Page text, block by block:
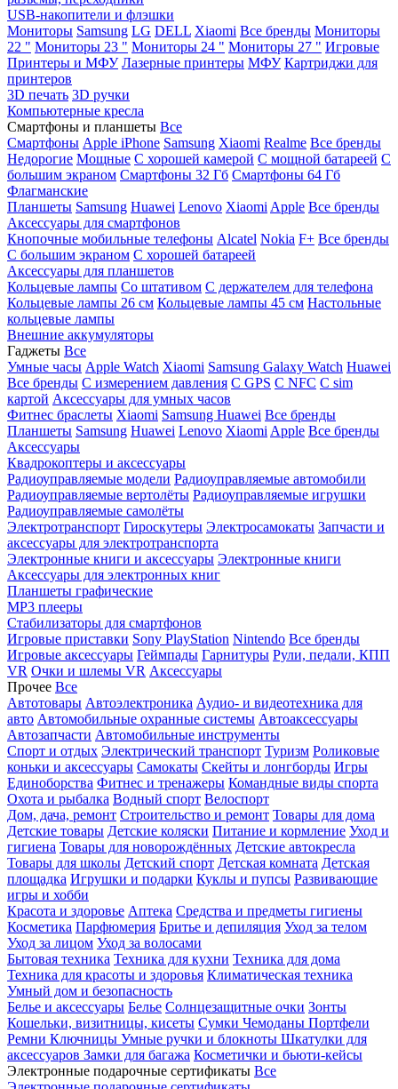
USB-накопители и флэшки
Мониторы Samsung LG DELL Xiaomi Все бренды Мониторы
22 " Мониторы 23 " Мониторы 24 " Мониторы 27 " Игровые
Принтеры и МФУ Лазерные принтеры МФУ Картриджи для
принтеров
3D печать 3D ручки
Компьютерные кресла
Смартфоны и планшеты Все
Смартфоны Apple iPhone Samsung Xiaomi Realme Все бренды
Недорогие Мощные С хорошей камерой С мощной батареей С
большим экраном Смартфоны 32 Гб Смартфоны 64 Гб
Флагманские
Планшеты Samsung Huawei Lenovo Xiaomi Apple Все бренды
Аксессуары для смартфонов
Кнопочные мобильные телефоны Alcatel Nokia F+ Все бренды
С большим экраном С хорошей батареей
Аксессуары для планшетов
Кольцевые лампы Со штативом C держателем для телефона
Кольцевые лампы 26 см Кольцевые лампы 45 см Настольные
кольцевые лампы
Внешние аккумуляторы
Гаджеты Все
Умные часы Apple Watch Xiaomi Samsung Galaxy Watch Huawei
Все бренды C измерением давления C GPS C NFC C sim
картой Аксессуары для умных часов
Фитнес браслеты Xiaomi Samsung Huawei Все бренды
Планшеты Samsung Huawei Lenovo Xiaomi Apple Все бренды
Аксессуары
Квадрокоптеры и аксессуары
Радиоуправляемые модели Радиоуправляемые автомобили
Радиоуправляемые вертолёты Радиоуправляемые игрушки
Радиоуправляемые самолёты
Электротранспорт Гироскутеры Электросамокаты Запчасти и
аксессуары для электротранспорта
Электронные книги и аксессуары Электронные книги
Аксессуары для электронных книг
Планшеты графические
MP3 плееры
Стабилизаторы для смартфонов
Игровые приставки Sony PlayStation Nintendo Все бренды
Игровые аксессуары Геймпады Гарнитуры Рули, педали, КПП
VR Очки и шлемы VR Аксессуары
Прочее Все
Автотовары Автоэлектроника Аудио- и видеотехника для
авто Автомобильные охранные системы Автоаксессуары
Автозапчасти Автомобильные инструменты
Спорт и отдых Электрический транспорт Туризм Роликовые
коньки и аксессуары Самокаты Скейты и лонгборды Игры
Единоборства Фитнес и тренажеры Командные виды спорта
Охота и рыбалка Водный спорт Велоспорт
Дом, дача, ремонт Строительство и ремонт Товары для дома
Детские товары Детские коляски Питание и кормление Уход и
гигиена Товары для новорождённых Детские автокресла
Товары для школы Детский спорт Детская комната Детская
площадка Игрушки и подарки Куклы и пупсы Развивающие
игры и хобби
Красота и здоровье Аптека Средства и предметы гигиены
Косметика Парфюмерия Бритье и депиляция Уход за телом
Уход за лицом Уход за волосами
Бытовая техника Техника для кухни Техника для дома
Техника для красоты и здоровья Климатическая техника
Умный дом и безопасность
Белье и аксессуары Белье Солнцезащитные очки Зонты
Кошельки, визитницы, кисеты Сумки Чемоданы Портфели
Ремни Ключницы Умные ручки и блокноты Шкатулки для
аксессуаров Замки для багажа Косметички и бьюти-кейсы
Электронные подарочные сертификаты Все